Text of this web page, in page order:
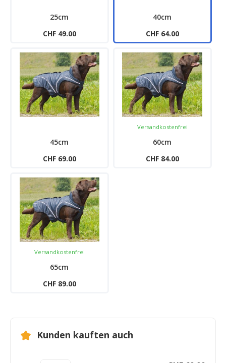
25cm
CHF 49.00
40cm
CHF 64.00
45cm
CHF 69.00
Versandkostenfrei
60cm
CHF 84.00
Versandkostenfrei
65cm
CHF 89.00
Kunden kauften auch